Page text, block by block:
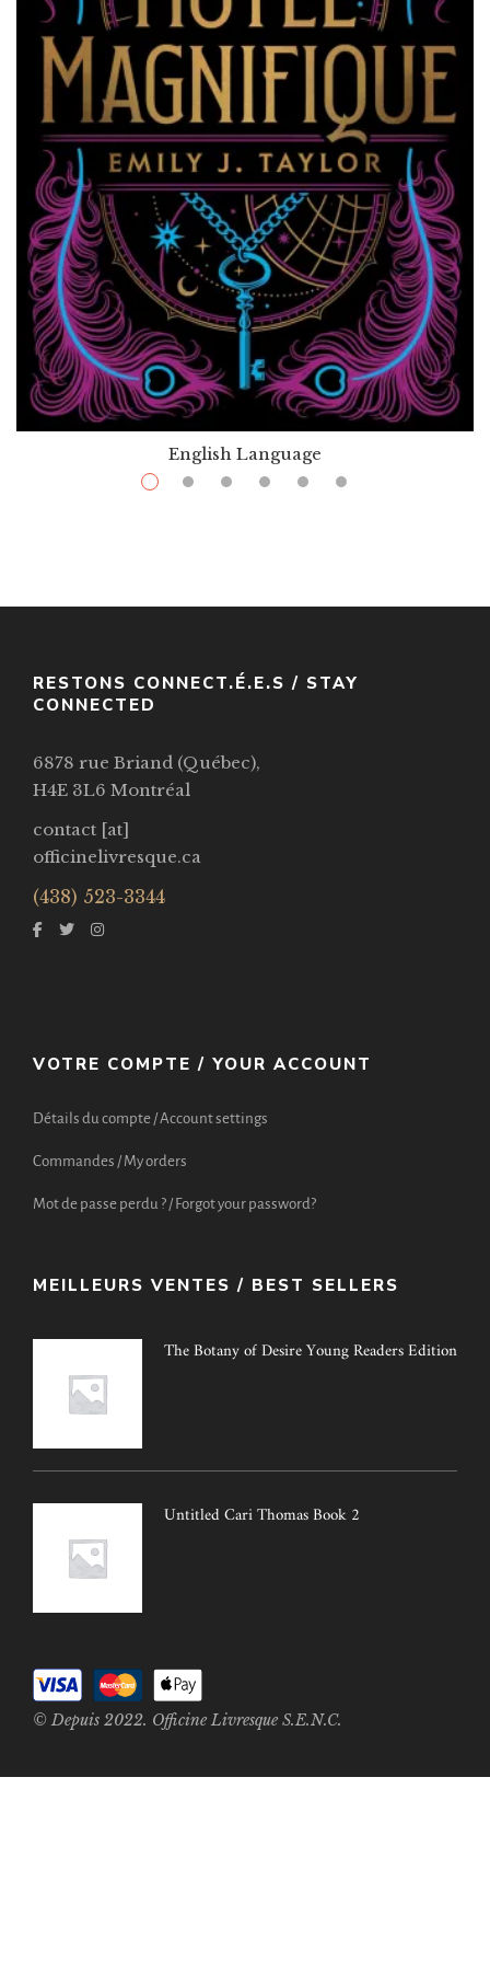
English Language
$ 11.99 $34.00
RESTONS CONNECT.É.E.S / STAY
CONNECTED
6878 rue Briand (Québec),
H4E 3L6 Montréal
contact [at]
officinelivresque.ca
(438) 523-3344
VOTRE COMPTE / YOUR ACCOUNT
Détails du compte / Account settings
Commandes / My orders
Mot de passe perdu ? / Forgot your password?
MEILLEURS VENTES / BEST SELLERS
The Botany of Desire Young Readers Edition
Untitled Cari Thomas Book 2
© Depuis 2022. Officine Livresque S.E.N.C.